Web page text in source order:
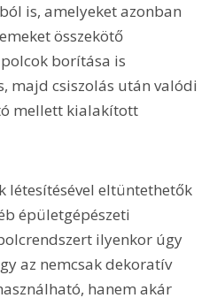
is, amelyeket azonban
összekötő
borítása is
majd csiszolás után valódi
mellett kialakított
létesítésével eltüntethetők
épületgépészeti
ilyenkor úgy
az nemcsak dekoratív
hanem akár